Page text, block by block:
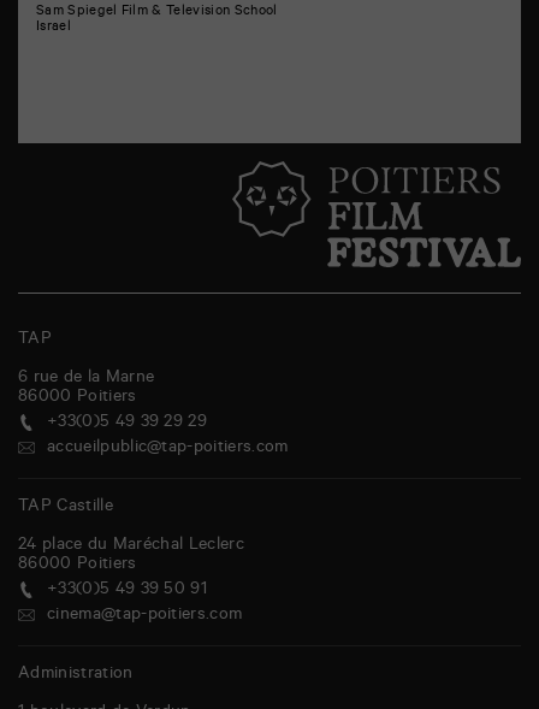
Sam Spiegel Film & Television School
Israel
TAP
6 rue de la Marne
86000 Poitiers
+33(0)5 49 39 29 29
accueilpublic@tap-poitiers.com
TAP Castille
24 place du Maréchal Leclerc
86000 Poitiers
+33(0)5 49 39 50 91
cinema@tap-poitiers.com
Administration